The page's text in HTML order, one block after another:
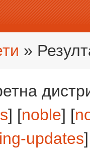
»
] [noble] [
updates